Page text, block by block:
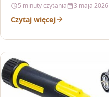
5 minuty czytania 3 maja 2026
Czytaj więcej